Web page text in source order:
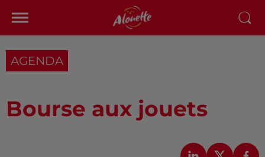
AGENDA
Bourse aux jouets